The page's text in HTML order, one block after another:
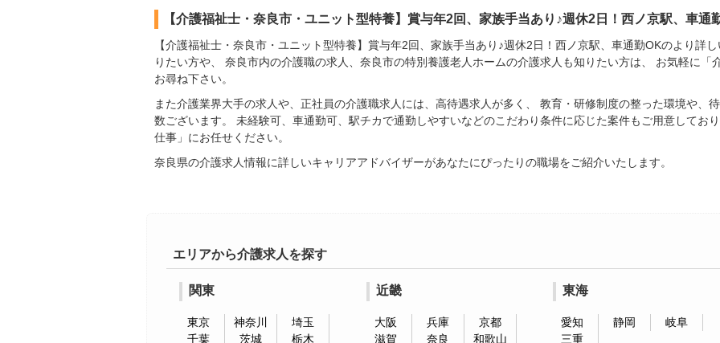
【介護福祉士・奈良市・ユニット型特養】賞与年2回、家族手当あり♪週休2日！西ノ京駅、車
【介護福祉士・奈良市・ユニット型特養】賞与年2回、家族手当あり♪週休2日！西ノ京駅、車通勤OKのより詳
りたい方や、 奈良市内の介護職の求人、奈良市の特別養護老人ホームの介護求人も知りたい方は、 お気軽に「
お尋ね下さい。
また介護業界大手の求人や、正社員の介護職求人には、高待遇求人が多く、 教育・研修制度の整った環境や、
数ございます。 未経験可、車通勤可、駅チカで通勤しやすいなどのこだわり条件に応じた案件もご用意してお
仕事」にお任せください。
奈良県の介護求人情報に詳しいキャリアアドバイザーがあなたにぴったりの職場をご紹介いたします。
エリアから介護求人を探す
関東
東京 神奈川
埼玉
千葉
茨城
栃木
近畿
大阪 兵庫
京都
滋賀
奈良 和歌山
東海
愛知 静岡
岐阜
三重